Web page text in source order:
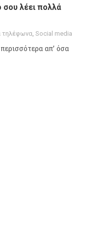
λέει πολλά
τηλέφωνα Social media
απ’ όσα